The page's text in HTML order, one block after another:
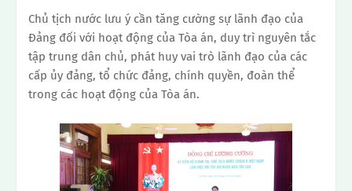
Chủ tịch nước lưu ý cần tăng cường sự lãnh đạo của
Đảng đối với hoạt động của Tòa án, duy trì nguyên tắc
tập trung dân chủ, phát huy vai trò lãnh đạo của các
cấp ủy đảng, tổ chức đảng, chính quyền, đoàn thể
trong các hoạt động của Tòa án.